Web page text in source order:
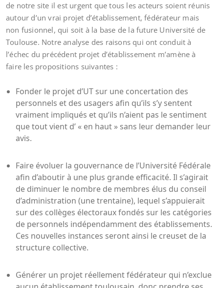
de notre site il est urgent que tous les acteurs soient réunis
autour d’un vrai projet d’établissement, fédérateur mais
non fusionnel, qui soit à la base de la future Université de
Toulouse. Notre analyse des raisons qui ont conduit à
l’échec du précédent projet d’établissement m’amène à
faire les propositions suivantes :
Fonder le projet d’UT sur une concertation des
personnels et des usagers afin qu’ils s’y sentent
vraiment impliqués et qu’ils n’aient pas le sentiment
que tout vient d’ « en haut » sans leur demander leur
avis.
Faire évoluer la gouvernance de l’Université Fédérale
afin d’aboutir à une plus grande efficacité. Il s’agirait
de diminuer le nombre de membres élus du conseil
d’administration (une trentaine), lequel s’appuierait
sur des collèges électoraux fondés sur les catégories
de personnels indépendamment des établissements.
Ces nouvelles instances seront ainsi le creuset de la
structure collective.
Générer un projet réellement fédérateur qui n’exclue